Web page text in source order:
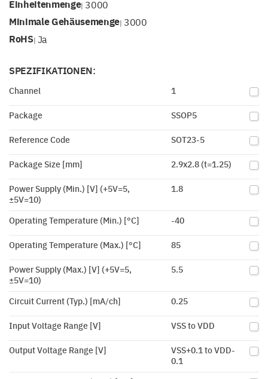
Einheitenmenge| 3000
Minimale Gehäusemenge| 3000
RoHS| Ja
SPEZIFIKATIONEN:
Channel 1
Package SSOP5
Reference Code SOT23-5
Package Size [mm] 2.9x2.8 (t=1.25)
Power Supply (Min.) [V] (+5V=5,
±5V=10)
1.8
Operating Temperature (Min.) [°C] -40
Operating Temperature (Max.) [°C] 85
Power Supply (Max.) [V] (+5V=5,
±5V=10)
5.5
Circuit Current (Typ.) [mA/ch] 0.25
Input Voltage Range [V] VSS to VDD
Output Voltage Range [V]
VSS+0.1 to VDD-
0.1